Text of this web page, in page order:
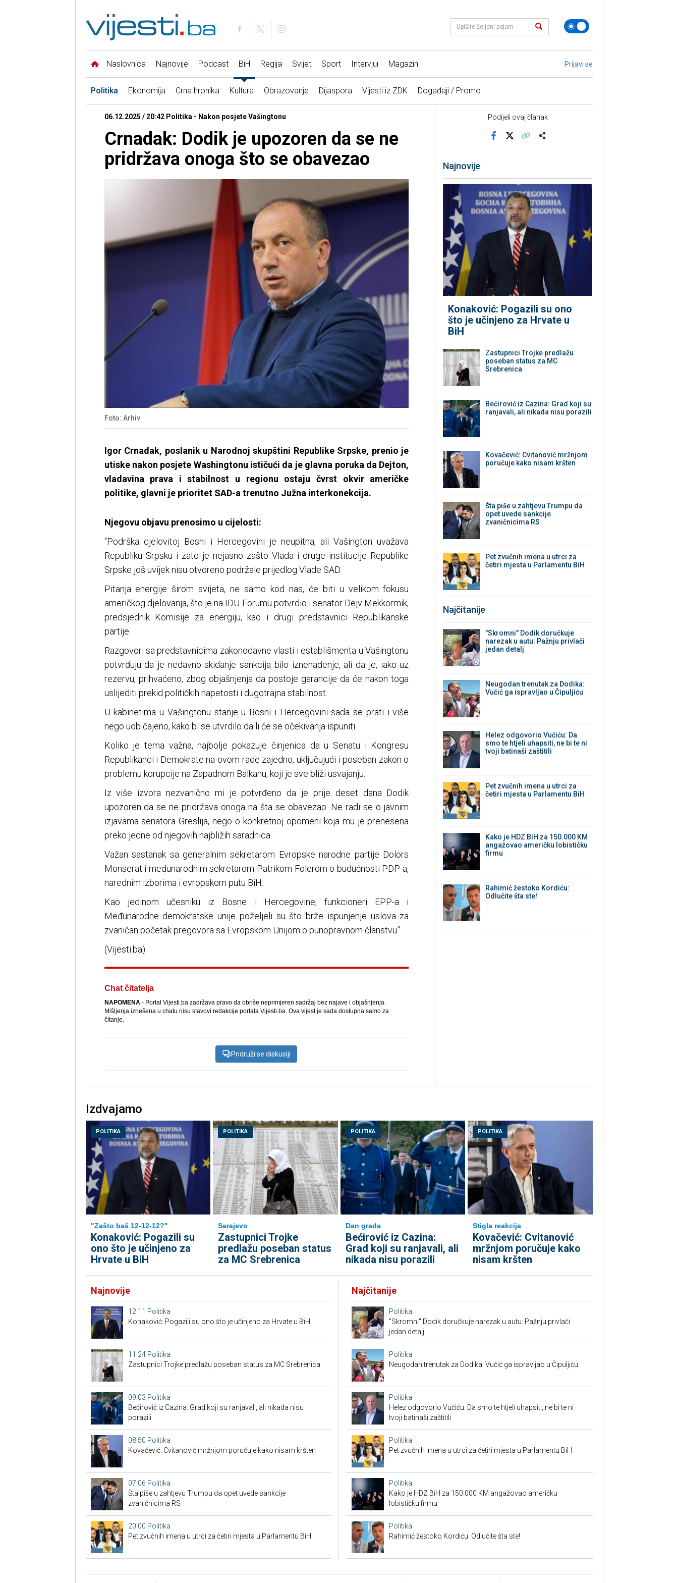
Naslovnica Najnovije Podcast BiH Regija Svijet Sport Intervjui Magazin Prijavi se
Politika Ekonomija Crna hronika Kultura Obrazovanje Dijaspora Vijesti iz ZDK Događaji / Promo
06.12.2025 / 20:42 Politika - Nakon posjete Vašingtonu
Crnadak: Dodik je upozoren da se ne
pridržava onoga što se obavezao
Foto: Arhiv
Igor Crnadak, poslanik u Narodnoj skupštini Republike Srpske, prenio je
utiske nakon posjete Washingtonu ističući da je glavna poruka da Dejton,
vladavina prava i stabilnost u regionu ostaju čvrst okvir američke
politike, glavni je prioritet SAD-a trenutno Južna interkonekcija.
Njegovu objavu prenosimo u cijelosti:
"Podrška cjelovitoj Bosni i Hercegovini je neupitna, ali Vašington uvažava
Republiku Srpsku i zato je nejasno zašto Vlada i druge institucije Republike
Srpske još uvijek nisu otvoreno podržale prijedlog Vlade SAD.
Pitanja energije širom svijeta, ne samo kod nas, će biti u velikom fokusu
američkog djelovanja, što je na IDU Forumu potvrdio i senator Dejv Mekkormik,
predsjednik Komisije za energiju, kao i drugi predstavnici Republikanske
partije.
Razgovori sa predstavnicima zakonodavne vlasti i establišmenta u Vašingtonu
potvrđuju da je nedavno skidanje sankcija bilo iznenađenje, ali da je, iako uz
rezervu, prihvaćeno, zbog objašnjenja da postoje garancije da će nakon toga
uslijediti prekid političkih napetosti i dugotrajna stabilnost.
U kabinetima u Vašingtonu stanje u Bosni i Hercegovini sada se prati i više
nego uobičajeno, kako bi se utvrdilo da li će se očekivanja ispuniti.
Koliko je tema važna, najbolje pokazuje činjenica da u Senatu i Kongresu
Republikanci i Demokrate na ovom rade zajedno, uključujući i poseban zakon o
problemu korupcije na Zapadnom Balkanu, koji je sve bliži usvajanju.
Iz više izvora nezvanično mi je potvrđeno da je prije deset dana Dodik
upozoren da se ne pridržava onoga na šta se obavezao. Ne radi se o javnim
izjavama senatora Greslija, nego o konkretnoj opomeni koja mu je prenesena
preko jedne od njegovih najbližih saradnica.
Važan sastanak sa generalnim sekretarom Evropske narodne partije Dolors
Monserat i međunarodnim sekretarom Patrikom Folerom o budućnosti PDP-a,
narednim izborima i evropskom putu BiH.
Kao jedinom učesniku iz Bosne i Hercegovine, funkcioneri EPP-a i
Međunarodne demokratske unije poželjeli su što brže ispunjenje uslova za
zvaničan početak pregovora sa Evropskom Unijom o punopravnom članstvu."
(Vijesti.ba)
Chat čitatelja
NAPOMENA- Portal Vijesti.ba zadržava pravo da obriše neprimjeren sadržaj bez najave i objašnjenja.
Mišljenja iznešena u chatu nisu stavovi redakcije portala Vijesti.ba. Ova vijest je sada dostupna samo za
čitanje.
Pridruži se diskusiji
Podijeli ovaj članak
Najnovije
Konaković: Pogazili su ono
što je učinjeno za Hrvate u
BiH
Zastupnici Trojke predlažu
poseban status za MC
Srebrenica
Bećirović iz Cazina: Grad koji su
ranjavali, ali nikada nisu porazili
Kovačević: Cvitanović mržnjom
poručuje kako nisam kršten
Šta piše u zahtjevu Trumpu da
opet uvede sankcije
zvaničnicima RS
Pet zvučnih imena u utrci za
četiri mjesta u Parlamentu BiH
Najčitanije
"Skromni" Dodik doručkuje
narezak u autu: Pažnju privlači
jedan detalj
Neugodan trenutak za Dodika:
Vučić ga ispravljao u Čipuljiću
Helez odgovorio Vučiću: Da
smo te htjeli uhapsiti, ne bi te ni
tvoji batinaši zaštitili
Pet zvučnih imena u utrci za
četiri mjesta u Parlamentu BiH
Kako je HDZ BiH za 150.000 KM
angažovao američku lobističku
firmu
Rahimić žestoko Kordiću:
Odlučite šta ste!
Izdvajamo
POLITIKA
"Zašto baš 12-12-12?"
Konaković: Pogazili su
ono što je učinjeno za
Hrvate u BiH
POLITIKA
Sarajevo
Zastupnici Trojke
predlažu poseban status
za MC Srebrenica
POLITIKA
Dan grada
Bećirović iz Cazina:
Grad koji su ranjavali, ali
nikada nisu porazili
POLITIKA
Stigla reakcija
Kovačević: Cvitanović
mržnjom poručuje kako
nisam kršten
Najnovije
12:11 Politika
Konaković: Pogazili su ono što je učinjeno za Hrvate u BiH
11:24 Politika
Zastupnici Trojke predlažu poseban status za MC Srebrenica
09:03 Politika
Bećirović iz Cazina: Grad koji su ranjavali, ali nikada nisu
porazili
08:50 Politika
Kovačević: Cvitanović mržnjom poručuje kako nisam kršten
07:06 Politika
Šta piše u zahtjevu Trumpu da opet uvede sankcije
zvaničnicima RS
20:00 Politika
Pet zvučnih imena u utrci za četiri mjesta u Parlamentu BiH
Najčitanije
Politika
"Skromni" Dodik doručkuje narezak u autu: Pažnju privlači
jedan detalj
Politika
Neugodan trenutak za Dodika: Vučić ga ispravljao u Čipuljiću
Politika
Helez odgovorio Vučiću: Da smo te htjeli uhapsiti, ne bi te ni
tvoji batinaši zaštitili
Politika
Pet zvučnih imena u utrci za četiri mjesta u Parlamentu BiH
Politika
Kako je HDZ BiH za 150.000 KM angažovao američku
lobističku firmu
Politika
Rahimić žestoko Kordiću: Odlučite šta ste!